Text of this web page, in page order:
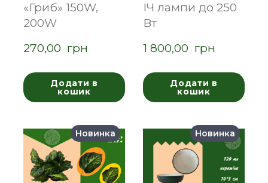
«Гриб» 150W,
200W
270,00  грн
Додати в
кошик
ІЧ лампи до 250
Вт
1 800,00  грн
Додати в
кошик
Новинка Новинка